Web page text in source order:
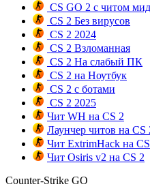
CS GO 2 с читом
CS 2 Без вирусов
CS 2 2024
CS 2 Взломанная
CS 2 На слабый ПК
CS 2 на Ноутбук
CS 2 с ботами
CS 2 2025
Чит WH на CS 2
Лаунчер читов на CS
Чит ExtrimHack на
Чит Osiris v2 на CS 2
Counter-Strike GO